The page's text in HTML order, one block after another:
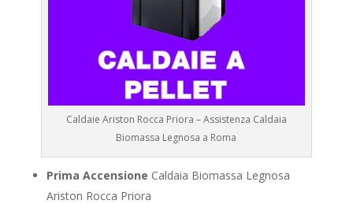
Caldaie Ariston Rocca Priora – Assistenza Caldaia
Biomassa Legnosa a Roma
Prima Accensione Caldaia Biomassa Legnosa
Ariston Rocca Priora